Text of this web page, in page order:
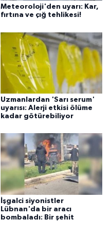
Meteoroloji'den uyarı: Kar,
fırtına ve çığ tehlikesi!
Uzmanlardan 'Sarı serum'
uyarısı: Alerji etkisi ölüme
kadar götürebiliyor
İşgalci siyonistler
Lübnan'da bir aracı
bombaladı: Bir şehit